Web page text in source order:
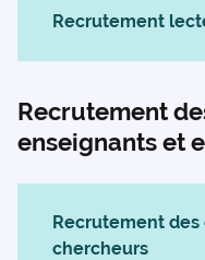
Recrutement
Recrutement
enseignants et
Recrutement
chercheurs